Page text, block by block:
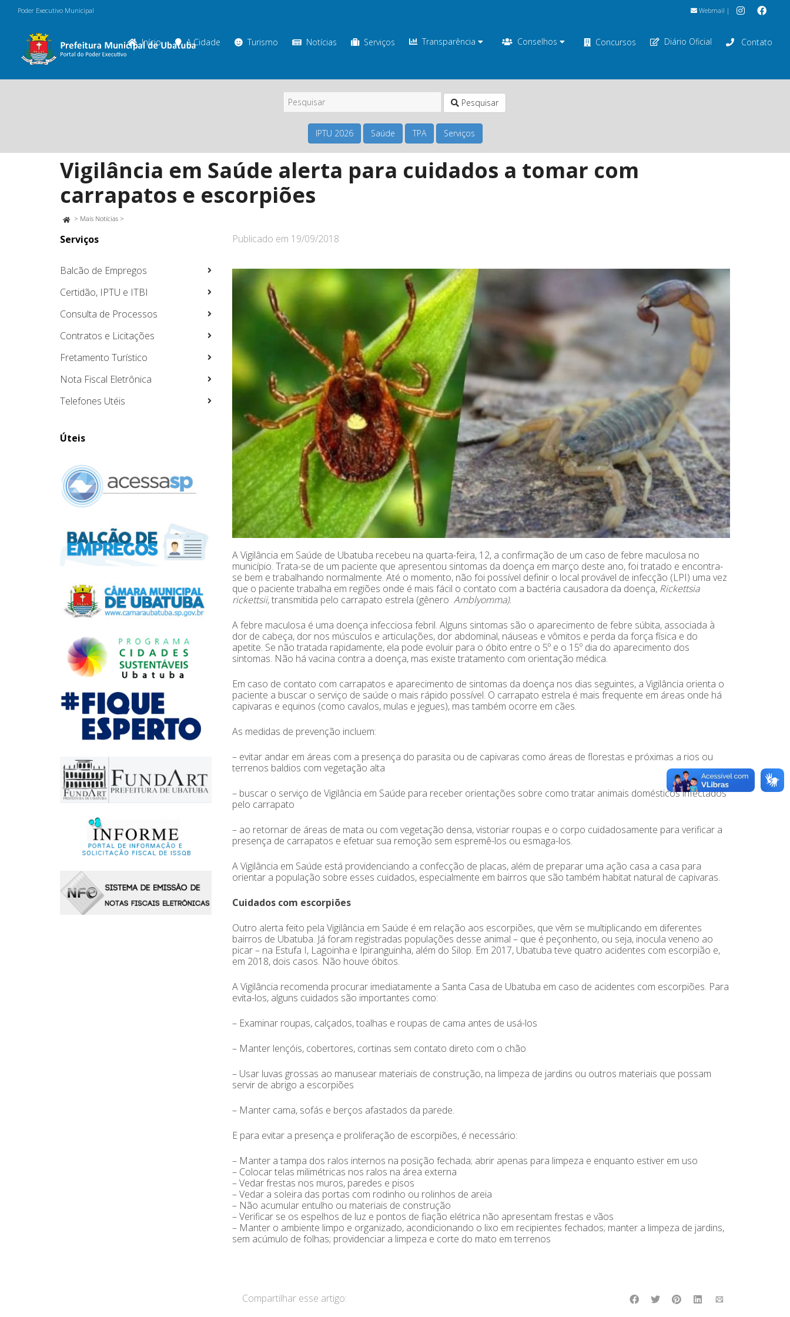
Poder Executivo Municipal Webmail |
Início A Cidade Turismo Notícias Serviços Transparência Conselhos Concursos Diário Oficial Contato
Pesquisar
IPTU 2026 Saúde TPA Serviços
Vigilância em Saúde alerta para cuidados a tomar com
carrapatos e escorpiões
> Mais Notícias >
Publicado em 19/09/2018
A Vigilância em Saúde de Ubatuba recebeu na quarta-feira, 12, a confirmação de um caso de febre maculosa no
município. Trata-se de um paciente que apresentou sintomas da doença em março deste ano, foi tratado e encontra-
se bem e trabalhando normalmente. Até o momento, não foi possível definir o local provável de infecção (LPI) uma vez
que o paciente trabalha em regiões onde é mais fácil o contato com a bactéria causadora da doença, Rickettsia
rickettsii,transmitida pelo carrapato estrela (gênero Amblyomma).
A febre maculosa é uma doença infecciosa febril. Alguns sintomas são o aparecimento de febre súbita, associada à
dor de cabeça, dor nos músculos e articulações, dor abdominal, náuseas e vômitos e perda da força física e do
apetite. Se não tratada rapidamente, ela pode evoluir para o óbito entre o 5º e o 15º dia do aparecimento dos
sintomas. Não há vacina contra a doença, mas existe tratamento com orientação médica.
Em caso de contato com carrapatos e aparecimento de sintomas da doença nos dias seguintes, a Vigilância orienta o
paciente a buscar o serviço de saúde o mais rápido possível. O carrapato estrela é mais frequente em áreas onde há
capivaras e equinos (como cavalos, mulas e jegues), mas também ocorre em cães.
As medidas de prevenção incluem:
– evitar andar em áreas com a presença do parasita ou de capivaras como áreas de florestas e próximas a rios ou
terrenos baldios com vegetação alta
– buscar o serviço de Vigilância em Saúde para receber orientações sobre como tratar animais domésticos infectados
pelo carrapato
– ao retornar de áreas de mata ou com vegetação densa, vistoriar roupas e o corpo cuidadosamente para verificar a
presença de carrapatos e efetuar sua remoção sem espremê-los ou esmaga-los.
A Vigilância em Saúde está providenciando a confecção de placas, além de preparar uma ação casa a casa para
orientar a população sobre esses cuidados, especialmente em bairros que são também habitat natural de capivaras.
Cuidados com escorpiões
Outro alerta feito pela Vigilância em Saúde é em relação aos escorpiões, que vêm se multiplicando em diferentes
bairros de Ubatuba. Já foram registradas populações desse animal – que é peçonhento, ou seja, inocula veneno ao
picar – na Estufa I, Lagoinha e Ipiranguinha, além do Silop. Em 2017, Ubatuba teve quatro acidentes com escorpião e,
em 2018, dois casos. Não houve óbitos.
A Vigilância recomenda procurar imediatamente a Santa Casa de Ubatuba em caso de acidentes com escorpiões. Para
evita-los, alguns cuidados são importantes como:
– Examinar roupas, calçados, toalhas e roupas de cama antes de usá-los
– Manter lençóis, cobertores, cortinas sem contato direto com o chão
– Usar luvas grossas ao manusear materiais de construção, na limpeza de jardins ou outros materiais que possam
servir de abrigo a escorpiões
– Manter cama, sofás e berços afastados da parede.
E para evitar a presença e proliferação de escorpiões, é necessário:
– Manter a tampa dos ralos internos na posição fechada; abrir apenas para limpeza e enquanto estiver em uso
– Colocar telas milimétricas nos ralos na área externa
– Vedar frestas nos muros, paredes e pisos
– Vedar a soleira das portas com rodinho ou rolinhos de areia
– Não acumular entulho ou materiais de construção
– Verificar se os espelhos de luz e pontos de fiação elétrica não apresentam frestas e vãos
– Manter o ambiente limpo e organizado, acondicionando o lixo em recipientes fechados; manter a limpeza de jardins,
sem acúmulo de folhas; providenciar a limpeza e corte do mato em terrenos
Compartilhar esse artigo:
Serviços
Balcão de Empregos
Certidão, IPTU e ITBI
Consulta de Processos
Contratos e Licitações
Fretamento Turístico
Nota Fiscal Eletrônica
Telefones Utéis
Úteis